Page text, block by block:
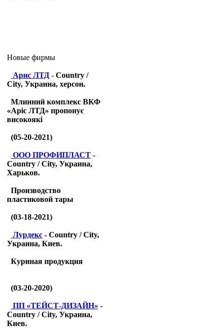
Новые фирмы
Арис ЛТД - Country /
City, Украина, херсон.
Млинний комплекс ВКФ
«Аріс ЛТД» пропонує
високоякі
(05-20-2021)
ООО ПРОФИПЛАСТ -
Country / City, Украина,
Харьков.
Производство
пластиковой тары
(03-18-2021)
Лурдекс - Country / City,
Украина, Киев.
Куриная продукция
(03-20-2020)
ПП «ТЕЙСТ-ДИЗАЙН» -
Country / City, Украина,
Киев.